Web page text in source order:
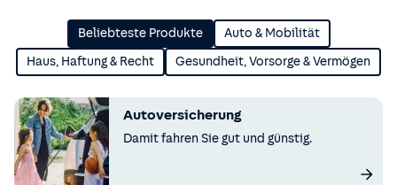
Beliebteste Produkte Auto & Mobilität
Haus, Haftung & Recht Gesundheit, Vorsorge & Vermögen
Autoversicherung
Damit fahren Sie gut und günstig.